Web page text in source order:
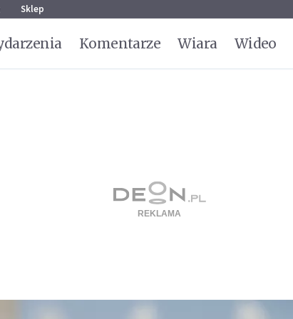
Sklep
Komentarze Wiara Wideo